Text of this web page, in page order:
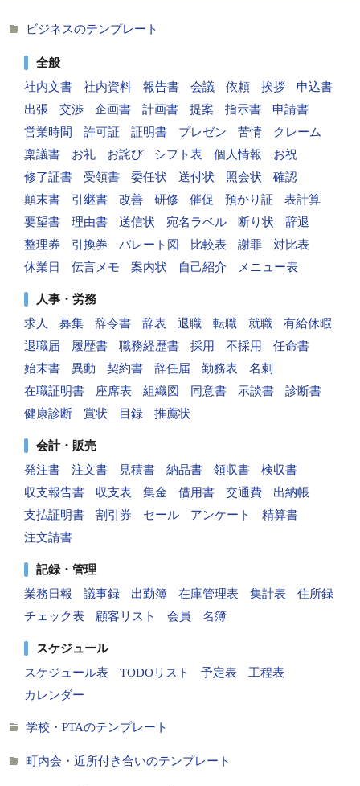
ビジネスのテンプレート
全般
社内文書
社内資料 報告書 会議 依頼 挨拶
申込書
出張
交渉 企画書 計画書 提案 指示書
申請書
営業時間
許可証 証明書 プレゼン 苦情
クレーム
稟議書
お礼 お詫び シフト表 個人情報
お祝
修了証書
受領書 委任状 送付状 照会状
確認
顛末書
引継書 改善 研修 催促 預かり証
表計算
要望書
理由書 送信状 宛名ラベル 断り状
辞退
整理券
引換券 パレート図 比較表 謝罪
対比表
休業日
伝言メモ 案内状 自己紹介 メニュー表
人事・労務
求人
募集 辞令書 辞表 退職 転職 就職
有給休暇
退職届
履歴書 職務経歴書 採用 不採用
任命書
始末書
異動 契約書 辞任届 勤務表
名刺
在職証明書
座席表 組織図 同意書 示談書
診断書
健康診断
賞状 目録 推薦状
会計・販売
発注書
注文書 見積書 納品書 領収書
検収書
収支報告書
収支表 集金 借用書 交通費
出納帳
支払証明書
割引券 セール アンケート
精算書
注文請書
記録・管理
業務日報
議事録 出勤簿 在庫管理表 集計表
住所録
チェック表
顧客リスト 会員 名簿
スケジュール
スケジュール表
TODOリスト 予定表
工程表
カレンダー
学校・PTAのテンプレート
町内会・近所付き合いのテンプレート